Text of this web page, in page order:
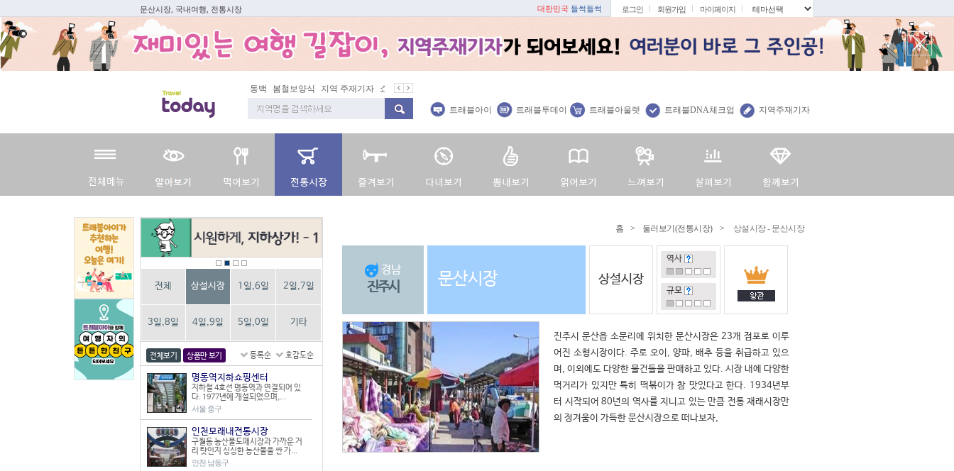
문산시장, 국내여행, 전통시장 대한민국 들썩들썩 로그인 회원가입 마이페이지
동백 봄철보양식 지역 주재기자 쇼 미 더 트래블아이
트래블아이 트래블투데이 트래블아울렛 트래블DNA체크업 지역주재기자
전체 상설시장 1일,6일 2일,7일
3일,8일 4일,9일 5일,0일 기타
등록순 호감도순
전체보기 상품만 보기
명동역지하쇼핑센터
지하철 4호선 명동역과 연결되어 있
다. 1977년에 개설되었으며,...
서울 중구
인천모래내전통시장
구월동 농산물도매시장과 가까운 거
리 탓인지 싱싱한 농산물을 싼 가...
인천 남동구
홈 > 둘러보기(전통시장) > 상설시장 - 문산시장
경남
진주시 문산시장 상설시장
역사
규모
진주시 문산읍 소문리에 위치한 문산시장은 23개 점포로 이루
어진 소형시장이다. 주로 오이, 양파, 배추 등을 취급하고 있으
며, 이외에도 다양한 물건들을 판매하고 있다. 시장 내에 다양한
먹거리가 있지만 특히 떡볶이가 참 맛있다고 한다. 1934년부
터 시작되어 80년의 역사를 지니고 있는 만큼 전통 재래시장만
의 정겨움이 가득한 문산시장으로 떠나보자,